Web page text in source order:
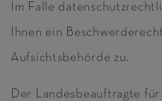
Im Falle
Ihnen ein
Aufsichtsbehörde zu.
Der Landesbeauftragte